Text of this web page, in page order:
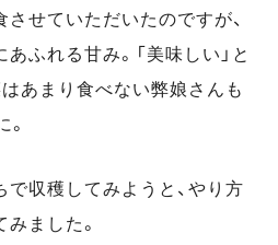
せていただいたのですが、
ふれる甘み。「美味しい」と
あまり食べない弊娘さんも
収穫してみようと、やり方
ました。